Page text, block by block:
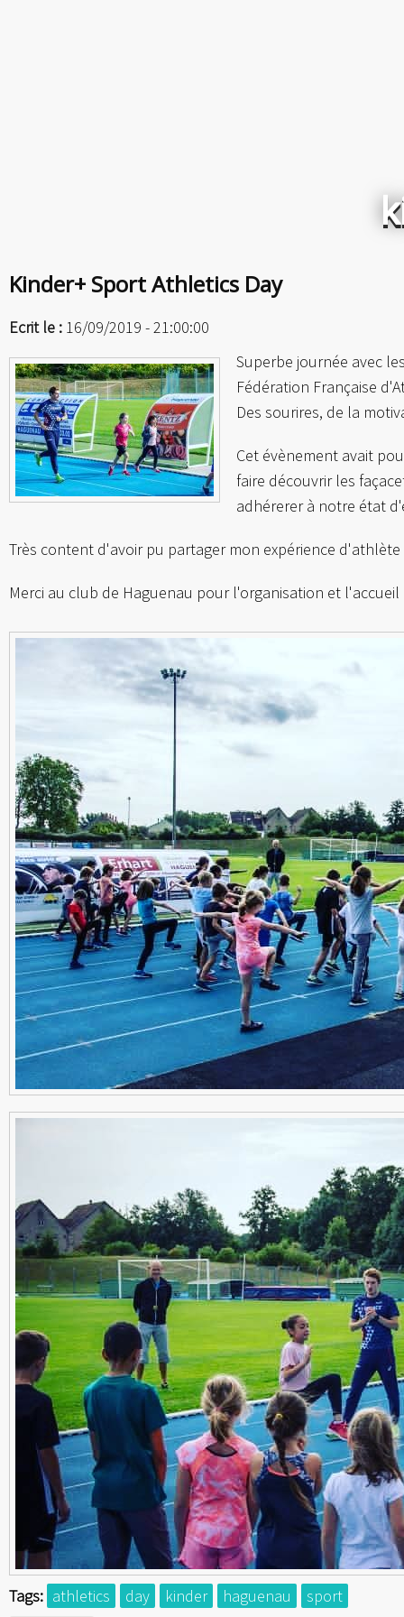
Kinder+ Sport Athletics Day
Ecrit le : 16/09/2019 - 21:00:00
Superbe journée avec
Fédération Française
Des sourires, de la
Cet évènement avait
faire découvrir les
adhérerer à notre état
Très content d'avoir pu partager mon expérience
Merci au club de Haguenau pour l'organisation et l'accueil
Tags: athletics day kinder haguenau
sport